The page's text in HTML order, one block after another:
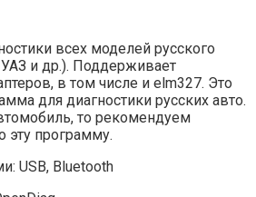
всех моделей русского
и др.). Поддерживает
в том числе и elm327. Это
для диагностики русских авто.
то рекомендуем
эту программу.
USB, Bluetooth